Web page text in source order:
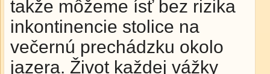
takže môžeme ísť bez rizika
inkontinencie stolice na
večernú prechádzku okolo
jazera. Život každej vážky